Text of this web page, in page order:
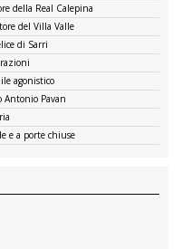
della Real Calepina
del Villa Valle
di Sarri
agonistico
Pavan
e a porte chiuse